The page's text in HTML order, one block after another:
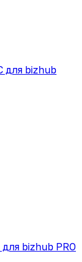
для bizhub
bizhub PRO